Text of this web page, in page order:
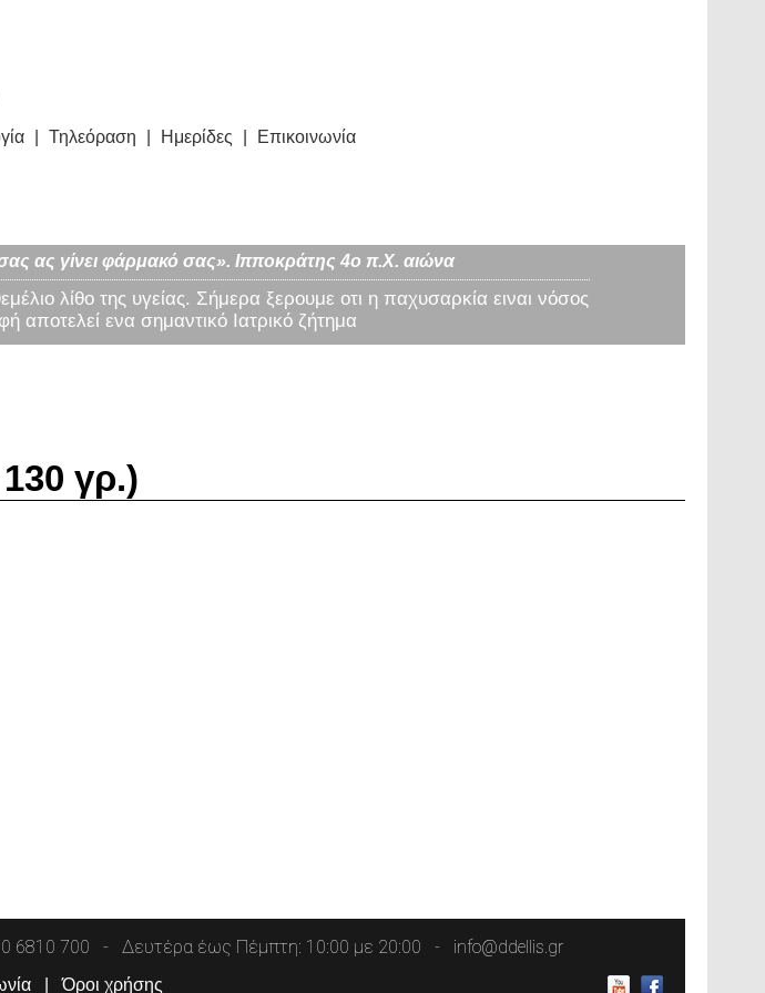
Τηλεόραση Ημερίδες Επικοινωνία
ας γίνει φάρμακό σας». Ιπποκράτης 4ο π.Χ. αιώνα
λίθο της υγείας. Σήμερα ξερουμε οτι η παχυσαρκία ειναι νόσος
ενα σημαντικό Ιατρικό ζήτημα
γρ.)
6810 700 Δευτέρα έως Πέμπτη: 10:00 με 20:00 info@ddellis.gr
Όροι χρήσης